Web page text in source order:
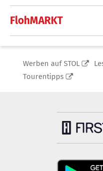
FlohMARKT
Werben auf STOL
Tourentipps